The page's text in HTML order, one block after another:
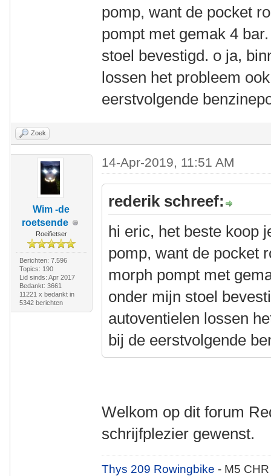
pomp, want de pocket
pompt met gemak 4
stoel bevestigd. o ja,
lossen het probleem
eerstvolgende
Zoek
Wim -de
roetsende
Roeifietser
Berichten: 7.596
Topics: 190
Lid sinds: Apr 2017
Bedankt: 3661
11221 x bedankt in
5342 berichten
14-Apr-2019, 11:51 AM
rederik schreef:
hi eric, het beste koop
pomp, want de pocket
morph pompt met
onder mijn stoel
autoventielen lossen
bij de eerstvolgende
Welkom op dit forum
schrijfplezier gewenst.
Thys 209 Rowingbike- M5